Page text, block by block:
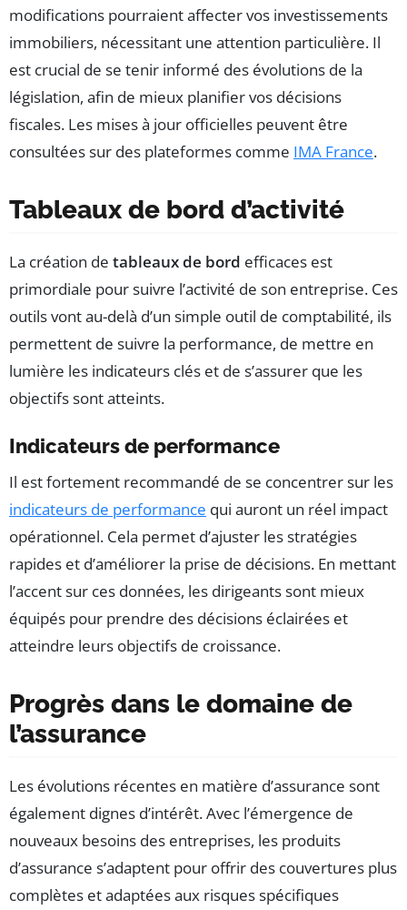
modifications pourraient affecter vos investissements
immobiliers, nécessitant une attention particulière. Il
est crucial de se tenir informé des évolutions de la
législation, afin de mieux planifier vos décisions
fiscales. Les mises à jour officielles peuvent être
consultées sur des plateformes comme IMA France.
Tableaux de bord d’activité
La création de tableaux de bord efficaces est
primordiale pour suivre l’activité de son entreprise. Ces
outils vont au-delà d’un simple outil de comptabilité, ils
permettent de suivre la performance, de mettre en
lumière les indicateurs clés et de s’assurer que les
objectifs sont atteints.
Indicateurs de performance
Il est fortement recommandé de se concentrer sur les
indicateurs de performance qui auront un réel impact
opérationnel. Cela permet d’ajuster les stratégies
rapides et d’améliorer la prise de décisions. En mettant
l’accent sur ces données, les dirigeants sont mieux
équipés pour prendre des décisions éclairées et
atteindre leurs objectifs de croissance.
Progrès dans le domaine de
l’assurance
Les évolutions récentes en matière d’assurance sont
également dignes d’intérêt. Avec l’émergence de
nouveaux besoins des entreprises, les produits
d’assurance s’adaptent pour offrir des couvertures plus
complètes et adaptées aux risques spécifiques